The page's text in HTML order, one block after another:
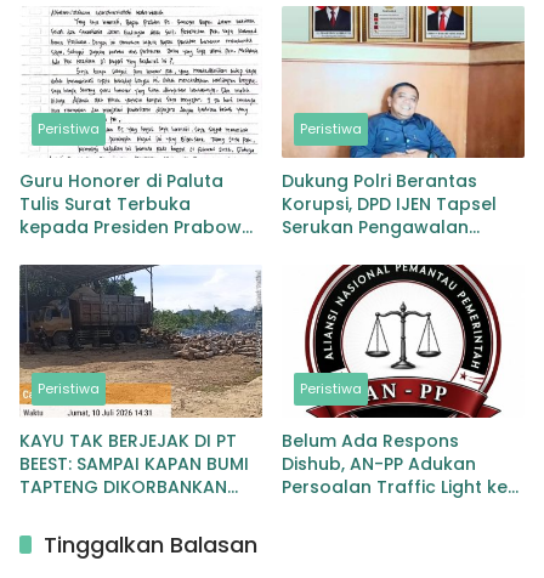
Bergerak Baru Negara
Bertindak
Peristiwa
Guru Honorer di Paluta
Tulis Surat Terbuka
kepada Presiden Prabowo,
Dugaan Kriminalisasi
Peristiwa
Dukung Polri Berantas
Korupsi, DPD IJEN Tapsel
Serukan Pengawalan
hingga Tuntas
Peristiwa
KAYU TAK BERJEJAK DI PT
BEEST: SAMPAI KAPAN BUMI
TAPTENG DIKORBANKAN
DPW SUMUT IJEN DESAK APH
TINDAK TEGA
Peristiwa
Belum Ada Respons
Dishub, AN-PP Adukan
Persoalan Traffic Light ke
Tinggalkan Balasan